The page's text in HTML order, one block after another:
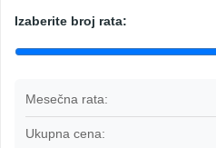
Izaberite broj rata:
Mesečna rata:
Ukupna cena: